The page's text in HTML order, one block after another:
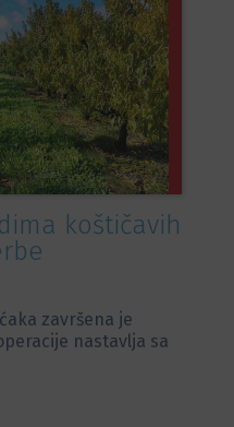
koštičavih
završena je
nastavlja sa